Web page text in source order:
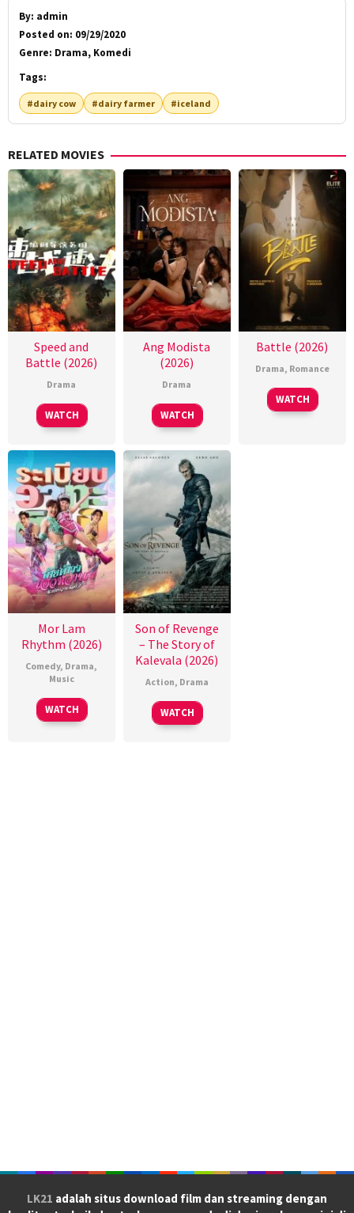
By: admin
Posted on: 09/29/2020
Genre: Drama, Komedi
Tags:
#dairy cow #dairy farmer #iceland
RELATED MOVIES
Speed and
Battle (2026)
Drama
WATCH
Ang Modista
(2026)
Drama
WATCH
Battle (2026)
Drama, Romance
WATCH
Mor Lam
Rhythm (2026)
Comedy, Drama,
Music
WATCH
Son of Revenge
– The Story of
Kalevala (2026)
Action, Drama
WATCH
LK21 adalah situs download film dan streaming dengan